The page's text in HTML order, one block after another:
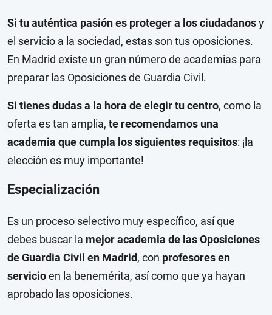
Si tu auténtica pasión es proteger a los ciudadanosy
el servicio a la sociedad, estas son tus oposiciones.
En Madrid existe un gran número de academias para
preparar las Oposiciones de Guardia Civil.
Si tienes dudas a la hora de elegir tu centro, como la
oferta es tan amplia, te recomendamos una
academia que cumpla los siguientes requisitos: ¡la
elección es muy importante!
Especialización
Es un proceso selectivo muy específico, así que
debes buscar la mejor academia de las Oposiciones
de Guardia Civil en Madrid, con profesores en
servicioen la benemérita, así como que ya hayan
aprobado las oposiciones.